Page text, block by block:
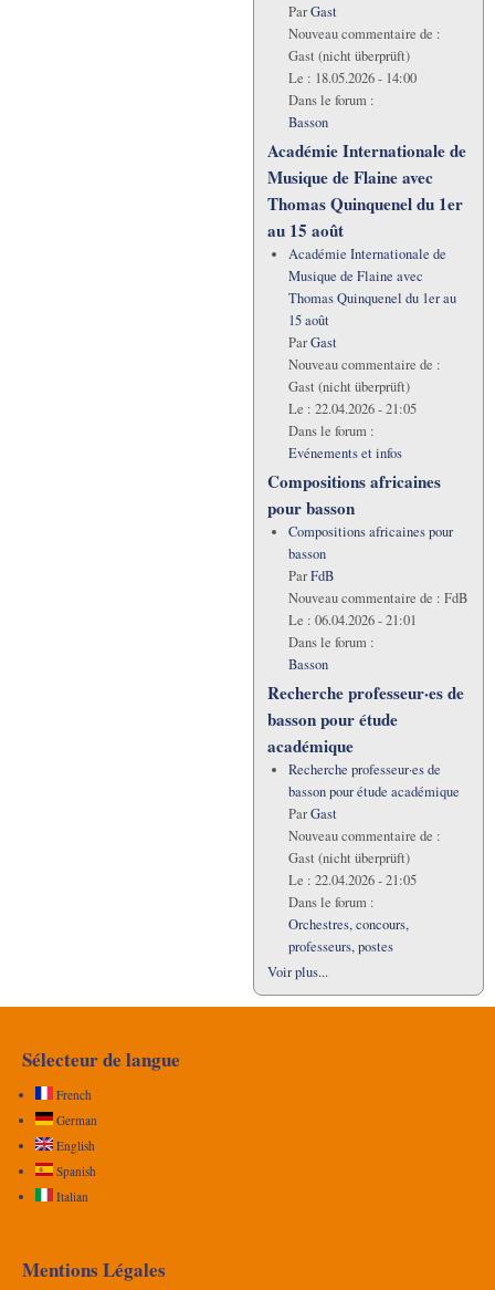
ParGast
Nouveau commentaire de :
Gast (nicht überprüft)
Le : 18.05.2026 - 14:00
Dans le forum :
Basson
Académie Internationale de
Musique de Flaine avec
Thomas Quinquenel du 1er
au 15 août
Académie Internationale de
Musique de Flaine avec
Thomas Quinquenel du 1er au
15 août
ParGast
Nouveau commentaire de :
Gast (nicht überprüft)
Le : 22.04.2026 - 21:05
Dans le forum :
Evénements et infos
Compositions africaines
pour basson
Compositions africaines pour
basson
ParFdB
Nouveau commentaire de : FdB
Le : 06.04.2026 - 21:01
Dans le forum :
Basson
Recherche professeur·es de
basson pour étude
académique
Recherche professeur·es de
basson pour étude académique
ParGast
Nouveau commentaire de :
Gast (nicht überprüft)
Le : 22.04.2026 - 21:05
Dans le forum :
Orchestres, concours,
professeurs, postes
Voir plus...
Sélecteur de langue
French
German
English
Spanish
Italian
Mentions Légales